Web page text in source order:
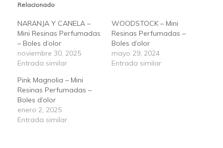
Relacionado
NARANJA Y CANELA –
Mini Resinas Perfumadas
– Boles d’olor
noviembre 30, 2025
Entrada similar
WOODSTOCK – Mini
Resinas Perfumadas –
Boles d’olor
mayo 29, 2024
Entrada similar
Pink Magnolia – Mini
Resinas Perfumadas –
Boles d’olor
enero 2, 2025
Entrada similar